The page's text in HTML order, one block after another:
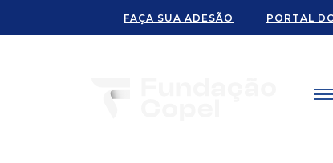
FAÇA SUA ADESÃO PORTAL